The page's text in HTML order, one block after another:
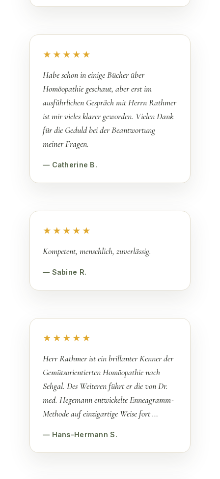
★★★★★
Habe schon in einige Bücher über
Homöopathie geschaut, aber erst im
ausführlichen Gespräch mit Herrn Rathmer
ist mir vieles klarer geworden. Vielen Dank
für die Geduld bei der Beantwortung
meiner Fragen.
— Catherine B.
★★★★★
Kompetent, menschlich, zuverlässig.
— Sabine R.
★★★★★
Herr Rathmer ist ein brillanter Kenner der
Gemütsorientierten Homöopathie nach
Sehgal. Des Weiteren führt er die von Dr.
med. Hegemann entwickelte Enneagramm-
Methode auf einzigartige Weise fort …
— Hans-Hermann S.